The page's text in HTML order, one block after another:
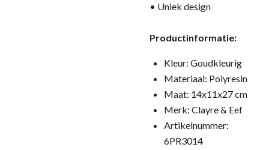
• Uniek design
Productinformatie:
Kleur: Goudkleurig
Materiaal: Polyresin
Maat: 14x11x27 cm
Merk: Clayre & Eef
Artikelnummer:
6PR3014